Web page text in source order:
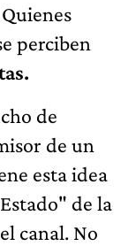
perciben
de
de un
esta idea
de la
canal. No